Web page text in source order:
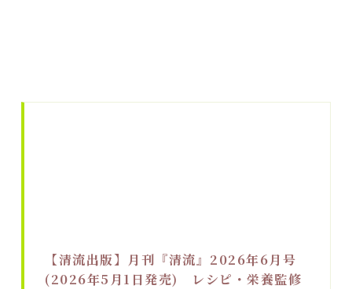
【清流出版】月刊『清流』2026年6月号
(2026年5月1日発売) レシピ・栄養監修